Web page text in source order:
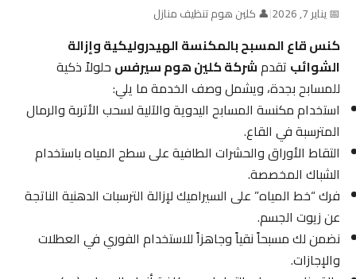
📅 يناير 7, 2026 |👤 كلين هوم تنظيف منازل
كنس قاع المسبح بالمكنسة الهيدروليكية وإزالة
الشوائبتقدمشركة كلين هوم سيرفسحلولاً ذكية
للمسابح بجدة، ويشمل وصف الخدمة ما يلي:
استخدام مكنسة المسابح اليدوية والآلية لسحب الأتربة والرمال
المترسبة في القاع.
التقاط الأوراق والحشرات الطافية على سطح المياه باستخدام
الشباك المخصصة.
فرك “خط المياه” على السيراميك لإزالة الترسبات الدهنية الناتجة
عن زيوت الجسم.
نضمن لك مسبحاً نقياً وجاهزاً للاستخدام الفوري في العطلات
والإجازات.